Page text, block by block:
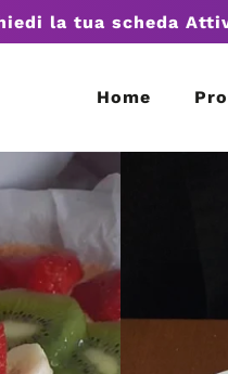
la tua scheda
Home